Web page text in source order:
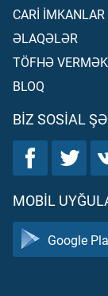
CARİ İMKANLAR
ƏLAQƏLƏR
TÖFHƏ VERMƏK
BLOQ
BIZ SOSIAL
MOBIL
Google